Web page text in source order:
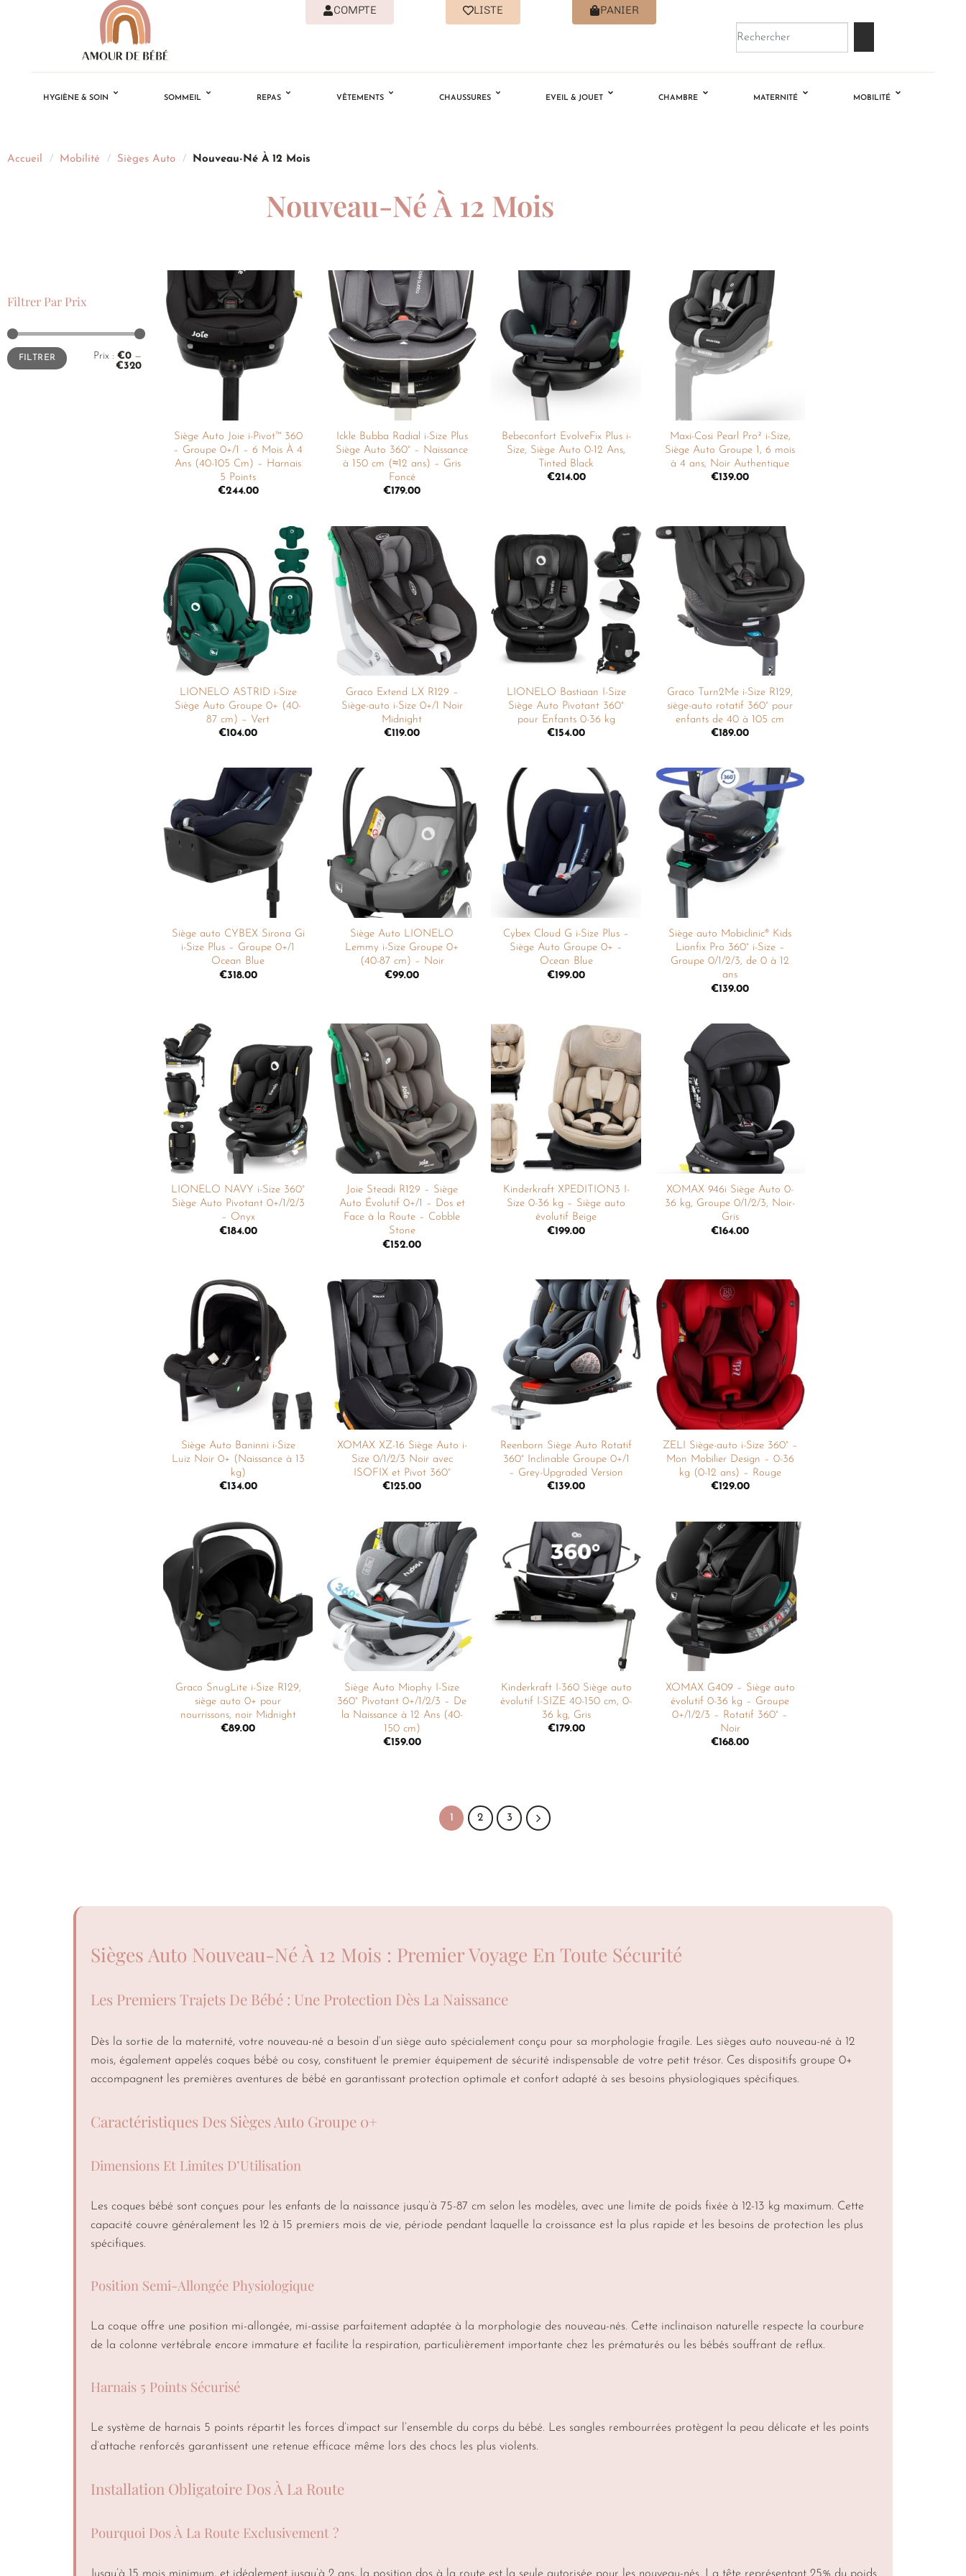
COMPTE LISTE PANIER
HYGIÈNE & SOIN SOMMEIL REPAS VÊTEMENTS CHAUSSURES EVEIL & JOUET CHAMBRE MATERNITÉ MOBILITÉ
Accueil / Mobilité / Sièges Auto / Nouveau-Né À 12 Mois
Nouveau-Né À 12 Mois
Filtrer Par Prix
FILTRER Prix : €0 —
€320
Ajouter
à la
liste de
souhaits
Siège Auto Joie i-Pivot™ 360
– Groupe 0+/1 – 6 Mois À 4
Ans (40-105 Cm) – Harnais
5 Points
€244.00
Ajouter
à la
liste de
souhaits
Ickle Bubba Radial i-Size Plus
Siège Auto 360° – Naissance
à 150 cm (≈12 ans) – Gris
Foncé
€179.00
Ajouter
à la
liste de
souhaits
Bebeconfort EvolveFix Plus i-
Size, Siège Auto 0-12 Ans,
Tinted Black
€214.00
Ajouter
liste de
souhaits
Maxi-Cosi Pearl Pro² i-Size,
Siège Auto Groupe 1, 6 mois
à 4 ans, Noir Authentique
€139.00
Ajouter
à la
liste de
souhaits
LIONELO ASTRID i-Size
Siège Auto Groupe 0+ (40-
87 cm) – Vert
€104.00
Ajouter
à la
liste de
souhaits
Graco Extend LX R129 –
Siège-auto i-Size 0+/1 Noir
Midnight
€119.00
Ajouter
à la
liste de
souhaits
LIONELO Bastiaan I-Size
Siège Auto Pivotant 360°
pour Enfants 0-36 kg
€154.00
Ajouter
à la
liste de
souhaits
Graco Turn2Me i-Size R129,
siège-auto rotatif 360° pour
enfants de 40 à 105 cm
€189.00
Ajouter
à la
liste de
souhaits
Siège auto CYBEX Sirona Gi
i-Size Plus – Groupe 0+/1
Ocean Blue
€318.00
Ajouter
à la
liste de
souhaits
Siège Auto LIONELO
Lemmy i-Size Groupe 0+
(40-87 cm) – Noir
€99.00
Ajouter
à la
liste de
souhaits
Cybex Cloud G i-Size Plus –
Siège Auto Groupe 0+ –
Ocean Blue
€199.00
Ajouter
à la
liste de
souhaits
Siège auto Mobiclinic® Kids
Lionfix Pro 360° i-Size –
Groupe 0/1/2/3, de 0 à 12
ans
€139.00
Ajouter
à la
liste de
souhaits
LIONELO NAVY i-Size 360°
Siège Auto Pivotant 0+/1/2/3
– Onyx
€184.00
Ajouter
liste de
souhaits
Joie Steadi R129 – Siège
Auto Évolutif 0+/1 – Dos et
Face à la Route – Cobble
Stone
€152.00
Ajouter
à la
liste de
souhaits
Kinderkraft XPEDITION3 I-
Size 0-36 kg – Siège auto
évolutif Beige
€199.00
Ajouter
à la
liste de
souhaits
XOMAX 946i Siège Auto 0-
36 kg, Groupe 0/1/2/3, Noir-
Gris
€164.00
Ajouter
à la
liste de
souhaits
Siège Auto Baninni i-Size
Luiz Noir 0+ (Naissance à 13
kg)
€134.00
Ajouter
liste de
souhaits
XOMAX XZ-16 Siège Auto i-
Size 0/1/2/3 Noir avec
ISOFIX et Pivot 360°
€125.00
Ajouter
à la
liste de
souhaits
Reenborn Siège Auto Rotatif
360° Inclinable Groupe 0+/1
– Grey-Upgraded Version
€139.00
Ajouter
à la
liste de
souhaits
ZELI Siège-auto i-Size 360° –
Mon Mobilier Design – 0-36
kg (0-12 ans) – Rouge
€129.00
Ajouter
à la
liste de
souhaits
Graco SnugLite i-Size R129,
siège auto 0+ pour
nourrissons, noir Midnight
€89.00
Ajouter
à la
liste de
souhaits
Siège Auto Miophy I-Size
360° Pivotant 0+/1/2/3 – De
la Naissance à 12 Ans (40-
150 cm)
€159.00
Ajouter
à la
liste de
souhaits
Kinderkraft I-360 Siège auto
évolutif I-SIZE 40-150 cm, 0-
36 kg, Gris
€179.00
à la
liste de
souhaits
XOMAX G409 – Siège auto
évolutif 0-36 kg – Groupe
0+/1/2/3 – Rotatif 360° –
Noir
€168.00
1 2 3
Sièges Auto Nouveau-Né À 12 Mois : Premier Voyage En Toute Sécurité
Les Premiers Trajets De Bébé : Une Protection Dès La Naissance
Dès la sortie de la maternité, votre nouveau-né a besoin d’un siège auto spécialement conçu pour sa morphologie fragile. Les sièges auto nouveau-né à 12
mois, également appelés coques bébé ou cosy, constituent le premier équipement de sécurité indispensable de votre petit trésor. Ces dispositifs groupe 0+
accompagnent les premières aventures de bébé en garantissant protection optimale et confort adapté à ses besoins physiologiques spécifiques.
Caractéristiques Des Sièges Auto Groupe 0+
Dimensions Et Limites D’Utilisation
Les coques bébé sont conçues pour les enfants de la naissance jusqu’à 75-87 cm selon les modèles, avec une limite de poids fixée à 12-13 kg maximum. Cette
capacité couvre généralement les 12 à 15 premiers mois de vie, période pendant laquelle la croissance est la plus rapide et les besoins de protection les plus
spécifiques.
Position Semi-Allongée Physiologique
La coque offre une position mi-allongée, mi-assise parfaitement adaptée à la morphologie des nouveau-nés. Cette inclinaison naturelle respecte la courbure
de la colonne vertébrale encore immature et facilite la respiration, particulièrement importante chez les prématurés ou les bébés souffrant de reflux.
Harnais 5 Points Sécurisé
Le système de harnais 5 points répartit les forces d’impact sur l’ensemble du corps du bébé. Les sangles rembourrées protègent la peau délicate et les points
d’attache renforcés garantissent une retenue efficace même lors des chocs les plus violents.
Installation Obligatoire Dos À La Route
Pourquoi Dos À La Route Exclusivement ?